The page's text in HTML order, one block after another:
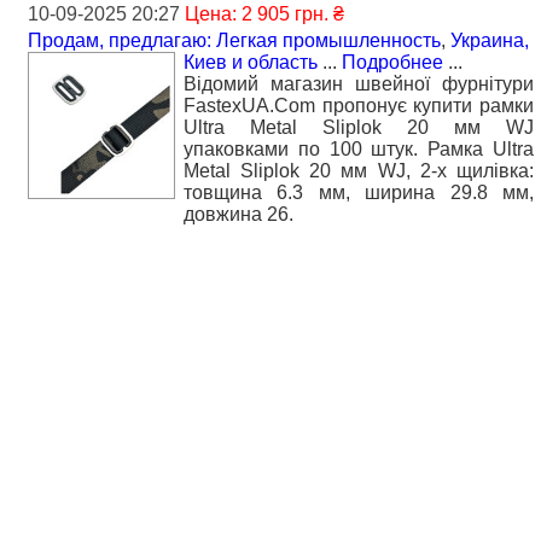
10-09-2025 20:27 Цена: 2 905 грн. ₴
Продам, предлагаю: Легкая промышленность, Украина,
Киев и область ... Подробнее ...
Відомий магазин швейної фурнітури
FastexUA.Com пропонує купити рамки
Ultra Metal Sliplok 20 мм WJ
упаковками по 100 штук. Рамка Ultra
Metal Sliplok 20 мм WJ, 2-х щилівка:
товщина 6.3 мм, ширина 29.8 мм,
довжина 26.